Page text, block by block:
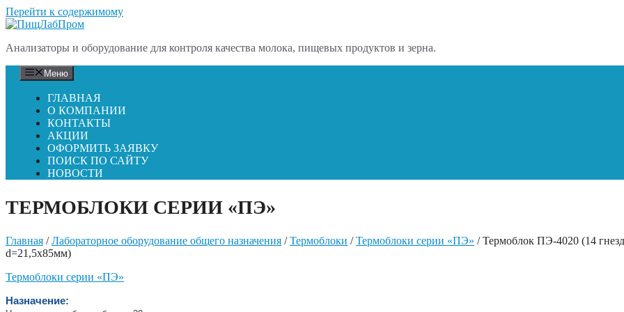
Перейти к содержимому
Анализаторы и оборудование для контроля качества молока, пищевых продуктов и зерна.
Меню
ГЛАВНАЯ
О КОМПАНИИ
КОНТАКТЫ
АКЦИИ
ОФОРМИТЬ ЗАЯВКУ
ПОИСК ПО САЙТУ
НОВОСТИ
ТЕРМОБЛОКИ СЕРИИ «ПЭ»
Главная /Лабораторное оборудование общего назначения /Термоблоки /Термоблоки серии «ПЭ» / Термоблок ПЭ-4020 (14 гнезд
d=21,5х85мм)
Термоблоки серии «ПЭ»
Назначение: